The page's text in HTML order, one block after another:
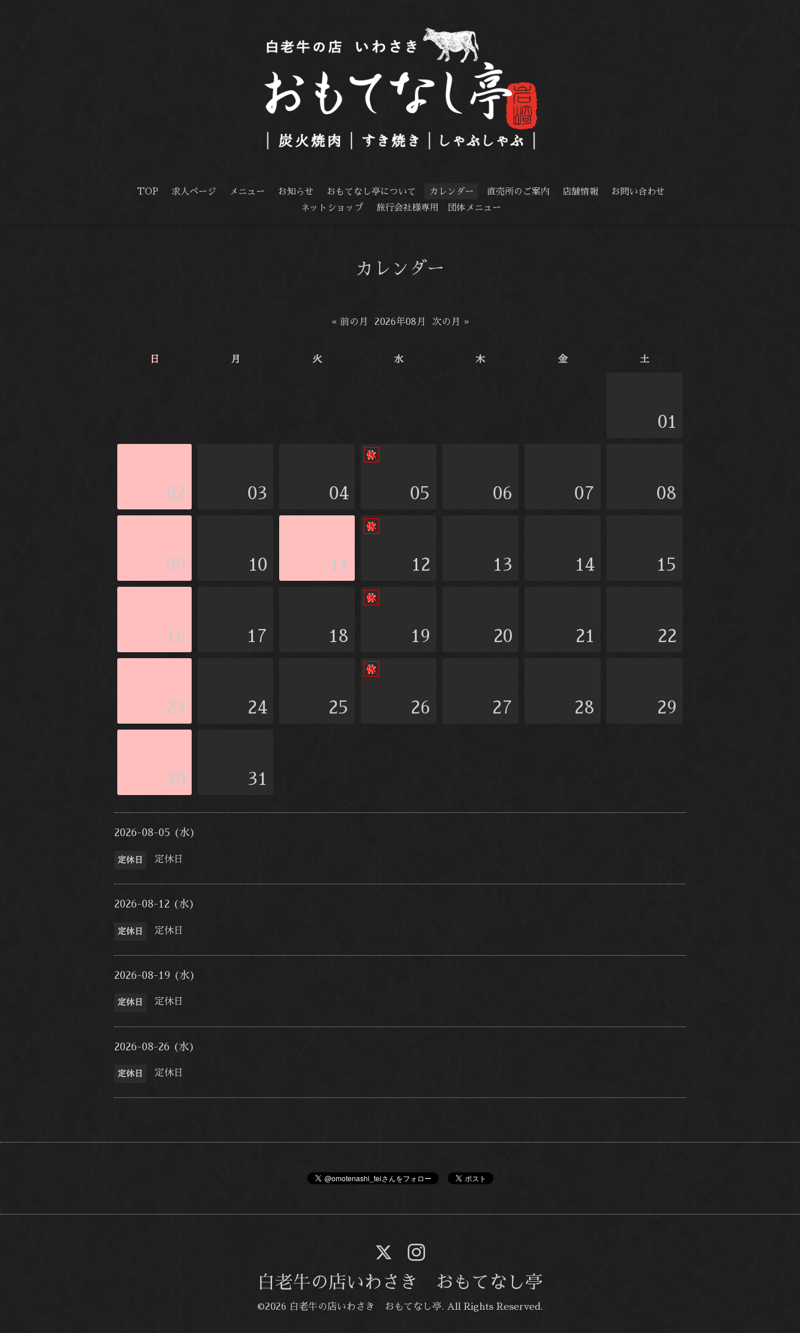
TOP 求人ページ メニュー お知らせ おもてなし亭について カレンダー 直売所のご案内 店舗情報
お問い合わせ
ネットショップ
旅行会社様専用 団体メニュー
カレンダー
« 前の月 2026年08月 次の月 »
日 月 火 水 木 金 土
01
02 03 04 05 06 07 08
09 10 11 12 13 14 15
16 17 18 19 20 21 22
23 24 25 26 27 28 29
30 31
2026-08-05 (水)
定休日 定休日
2026-08-12 (水)
定休日 定休日
2026-08-19 (水)
定休日 定休日
2026-08-26 (水)
定休日 定休日
白老牛の店いわさき おもてなし亭
©2026 白老牛の店いわさき おもてなし亭. All Rights Reserved.